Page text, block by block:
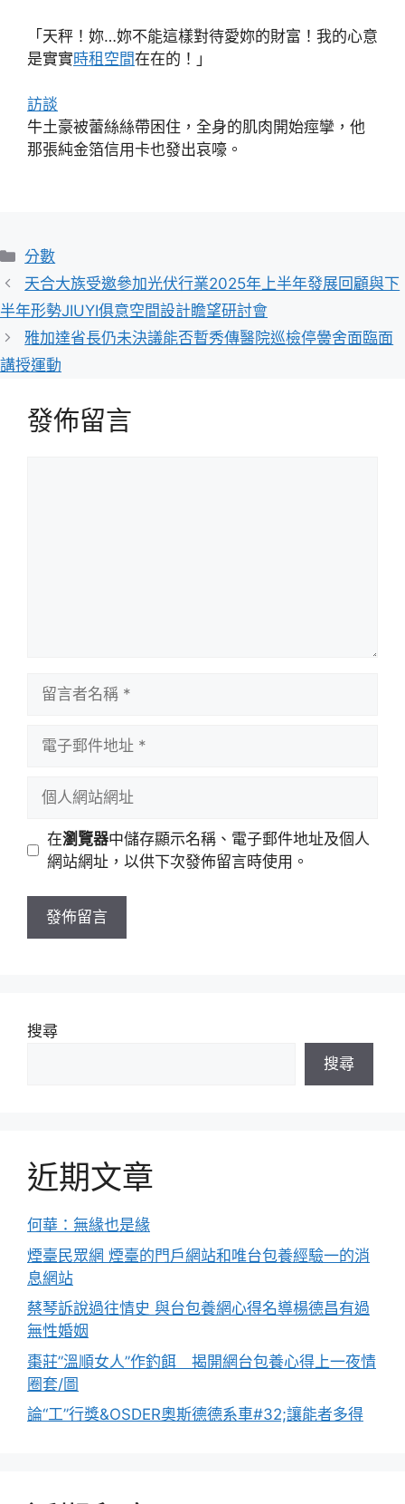
「天秤！妳…妳不能這樣對待愛妳的財富！我的心意
是實實時租空間在在的！」
訪談
牛土豪被蕾絲絲帶困住，全身的肌肉開始痙攣，他
那張純金箔信用卡也發出哀嚎。
分
類
分數
天合大族受邀參加光伏行業2025年上半年發展回顧與下
半年形勢JIUYI俱意空間設計瞻望研討會
雅加達省長仍未決議能否暫秀傳醫院巡檢停黌舍面臨面
講授運動
發佈留言
址
站
址
在瀏覽器中儲存顯示名稱、電子郵件地址及個人
網站網址，以供下次發佈留言時使用。
搜尋
搜尋
近期文章
何華：無緣也是緣
煙臺民眾網 煙臺的門戶網站和唯台包養經驗一的消
息網站
蔡琴訴說過往情史 與台包養網心得名導楊德昌有過
無性婚姻
棗莊”溫順女人”作釣餌 揭開網台包養心得上一夜情
圈套/圖
論“工”行獎&OSDER奧斯德德系車#32;讓能者多得